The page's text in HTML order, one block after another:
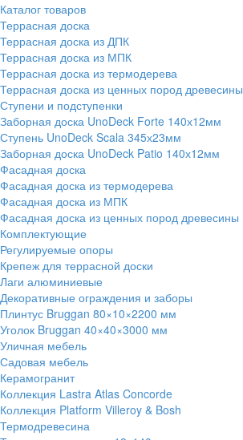
Каталог товаров
Террасная доска
Террасная доска из ДПК
Террасная доска из МПК
Террасная доска из термодерева
Террасная доска из ценных пород древесины
Ступени и подступенки
Заборная доска UnoDeck Forte 140х12мм
Ступень UnoDeck Scala 345х23мм
Заборная доска UnoDeck Patio 140х12мм
Фасадная доска
Фасадная доска из термодерева
Фасадная доска из МПК
Фасадная доска из ценных пород древесины
Комплектующие
Регулируемые опоры
Крепеж для террасной доски
Лаги алюминиевые
Декоративные ограждения и заборы
Плинтус Bruggan 80×10×2200 мм
Уголок Bruggan 40×40×3000 мм
Уличная мебель
Садовая мебель
Керамогранит
Коллекция Lastra Atlas Concorde
Коллекция Platform Villeroy & Bosh
Термодревесина